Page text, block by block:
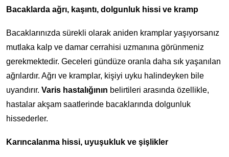
Bacaklarda ağrı, kaşıntı, dolgunluk hissi ve kramp
Bacaklarınızda sürekli olarak aniden kramplar yaşıyorsanız
mutlaka kalp ve damar cerrahisi uzmanına görünmeniz
gerekmektedir. Geceleri gündüze oranla daha sık yaşanılan
ağrılardır. Ağrı ve kramplar, kişiyi uyku halindeyken bile
uyandırır. Varis hastalığının belirtileri arasında özellikle,
hastalar akşam saatlerinde bacaklarında dolgunluk
hissederler.
Karıncalanma hissi, uyuşukluk ve şişlikler